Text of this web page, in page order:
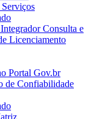
Consulta e
Licenciamento
Portal Gov.br
de Confiabilidade